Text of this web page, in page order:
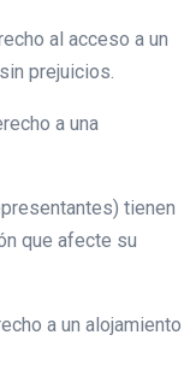
al acceso a un
prejuicios.
a una
tienen
que afecte su
a un alojamiento